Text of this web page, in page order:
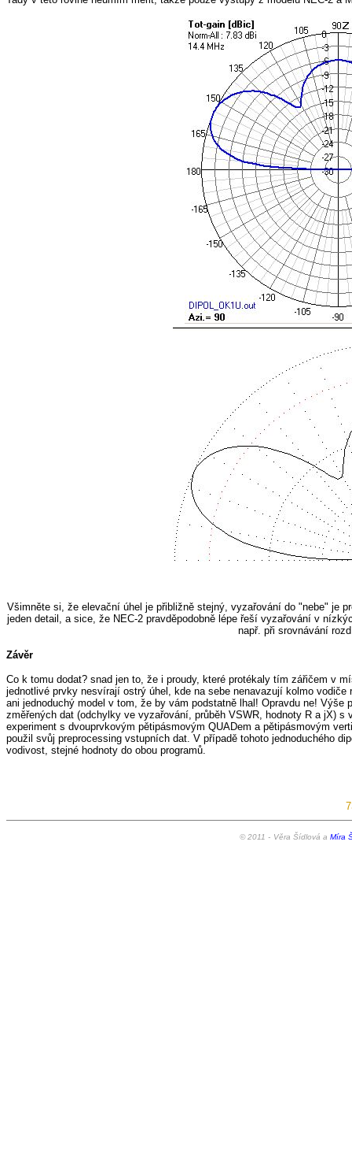
Všimněte si, že elevační úhel je přibližně stejný, vyzařování do "nebe" je
jeden detail, a sice, že NEC-2 pravděpodobně lépe řeší vyzařování v
např. při srovnávání
Závěr
Co k tomu dodat? snad jen to, že i proudy, které protékaly tím zářičem v
jednotlivé prvky nesvírají ostrý úhel, kde na sebe nenavazují kolmo
ani jednoduchý model v tom, že by vám podstatně lhal! Opravdu ne!
změřených dat (odchylky ve vyzařování, průběh VSWR, hodnoty R a jX)
experiment s dvouprvkovým pětipásmovým QUADem a pětipásmovým
použil svůj preprocessing vstupních dat. V případě tohoto jednoduchého
vodivost, stejné hodnoty do obou programů.
© 2011 - Věra Šídlová a Míra